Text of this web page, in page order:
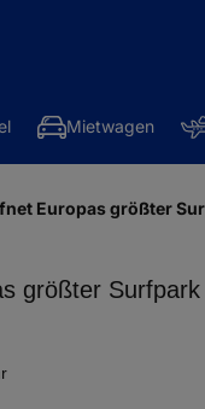
Mietwagen
Europas größter
größter Surfpark